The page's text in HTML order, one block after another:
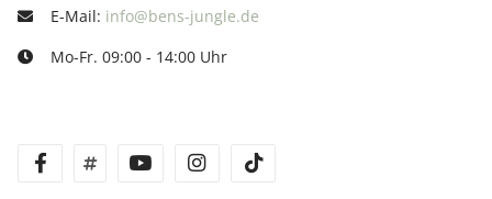
E-Mail: info@bens-jungle.de
Mo-Fr. 09:00 - 14:00 Uhr
facebooktwitter youtube instagram